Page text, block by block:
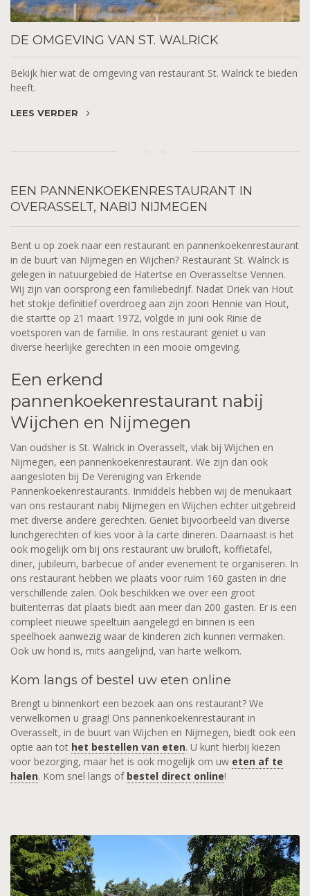
DE OMGEVING VAN ST. WALRICK
Bekijk hier wat de omgeving van restaurant St. Walrick te bieden
heeft.
LEES VERDER
EEN PANNENKOEKENRESTAURANT IN
OVERASSELT, NABIJ NIJMEGEN
Bent u op zoek naar een restaurant en pannenkoekenrestaurant
in de buurt van Nijmegen en Wijchen? Restaurant St. Walrick is
gelegen in natuurgebied de Hatertse en Overasseltse Vennen.
Wij zijn van oorsprong een familiebedrijf. Nadat Driek van Hout
het stokje definitief overdroeg aan zijn zoon Hennie van Hout,
die startte op 21 maart 1972, volgde in juni ook Rinie de
voetsporen van de familie. In ons restaurant geniet u van
diverse heerlijke gerechten in een mooie omgeving.
Een erkend
pannenkoekenrestaurant nabij
Wijchen en Nijmegen
Van oudsher is St. Walrick in Overasselt, vlak bij Wijchen en
Nijmegen, een pannenkoekenrestaurant. We zijn dan ook
aangesloten bij De Vereniging van Erkende
Pannenkoekenrestaurants. Inmiddels hebben wij de menukaart
van ons restaurant nabij Nijmegen en Wijchen echter uitgebreid
met diverse andere gerechten. Geniet bijvoorbeeld van diverse
lunchgerechten of kies voor à la carte dineren. Daarnaast is het
ook mogelijk om bij ons restaurant uw bruiloft, koffietafel,
diner, jubileum, barbecue of ander evenement te organiseren. In
ons restaurant hebben we plaats voor ruim 160 gasten in drie
verschillende zalen. Ook beschikken we over een groot
buitenterras dat plaats biedt aan meer dan 200 gasten. Er is een
compleet nieuwe speeltuin aangelegd en binnen is een
speelhoek aanwezig waar de kinderen zich kunnen vermaken.
Ook uw hond is, mits aangelijnd, van harte welkom.
Kom langs of bestel uw eten online
Brengt u binnenkort een bezoek aan ons restaurant? We
verwelkomen u graag! Ons pannenkoekenrestaurant in
Overasselt, in de buurt van Wijchen en Nijmegen, biedt ook een
optie aan tot het bestellen van eten. U kunt hierbij kiezen
voor bezorging, maar het is ook mogelijk om uw eten af te
halen. Kom snel langs of bestel direct online!